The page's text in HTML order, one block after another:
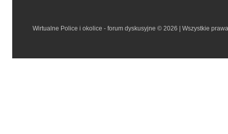
Wirtualne Police i okolice - forum dyskusyjne © 2026 | Wszystkie